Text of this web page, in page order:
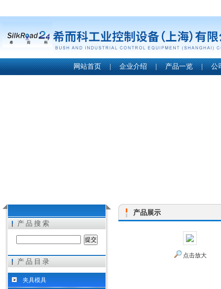
希而科工业控制设备（上海）有限公司
网站首页 | 企业介绍 | 产品一览 | 公
产品搜索
产品目录
夹具模具
产品展示
点击放大